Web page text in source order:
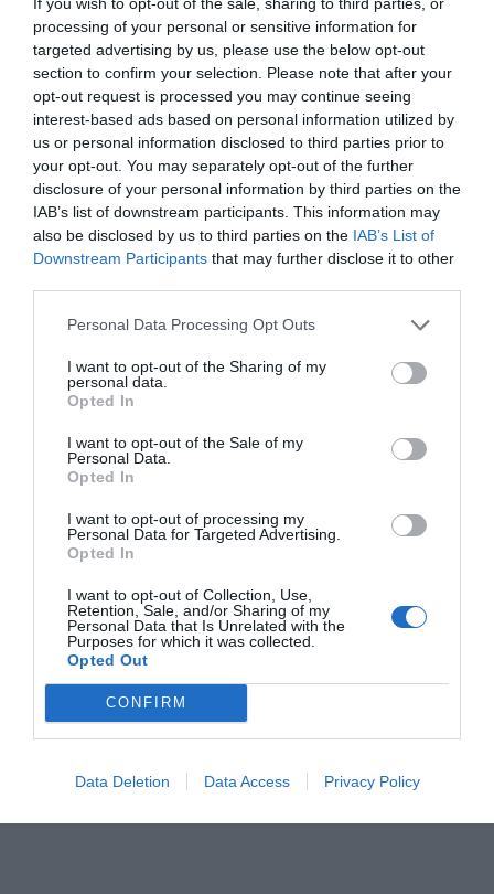
processing of your personal or sensitive information for
targeted advertising by us, please use the below opt-out
section to confirm your selection. Please note that after your
opt-out request is processed you may continue seeing
interest-based ads based on personal information utilized by
us or personal information disclosed to third parties prior to
your opt-out. You may separately opt-out of the further
disclosure of your personal information by third parties on the
IAB’s list of downstream participants. This information may
also be disclosed by us to third parties on the IAB’s List of
Downstream Participants that may further disclose it to other
Personal Data Processing Opt Outs
I want to opt-out of the Sharing of my
personal data.
Opted In
I want to opt-out of the Sale of my
Personal Data.
Opted In
I want to opt-out of processing my
Personal Data for Targeted Advertising.
Opted In
I want to opt-out of Collection, Use,
Retention, Sale, and/or Sharing of my
Personal Data that Is Unrelated with the
Purposes for which it was collected.
Opted Out
CONFIRM
Data Deletion Data Access Privacy Policy